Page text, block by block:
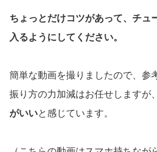
ちょっとだけコツがあって、チュ
入るようにしてください。
簡単な動画を撮りましたので、参
振り方の力加減はお任せしますが、
がいいと感じています。